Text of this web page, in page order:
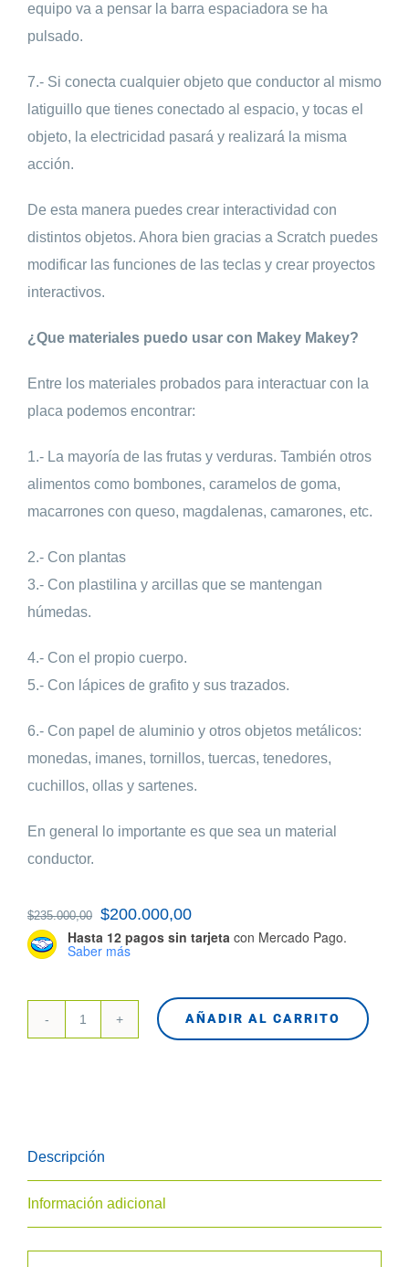
equipo va a pensar la barra espaciadora se ha
pulsado.
7.- Si conecta cualquier objeto que conductor al mismo
latiguillo que tienes conectado al espacio, y tocas el
objeto, la electricidad pasará y realizará la misma
acción.
De esta manera puedes crear interactividad con
distintos objetos. Ahora bien gracias a Scratch puedes
modificar las funciones de las teclas y crear proyectos
interactivos.
¿Que materiales puedo usar con Makey Makey?
Entre los materiales probados para interactuar con la
placa podemos encontrar:
1.- La mayoría de las frutas y verduras. También otros
alimentos como bombones, caramelos de goma,
macarrones con queso, magdalenas, camarones, etc.
2.- Con plantas
3.- Con plastilina y arcillas que se mantengan
húmedas.
4.- Con el propio cuerpo.
5.- Con lápices de grafito y sus trazados.
6.- Con papel de aluminio y otros objetos metálicos:
monedas, imanes, tornillos, tuercas, tenedores,
cuchillos, ollas y sartenes.
En general lo importante es que sea un material
conductor.
$235.000,00 El
precio
$235.000,00.
$200.000,00El
precio
es:
$200.000,00.
Hasta 12 pagos sin tarjeta con Mercado Pago.
Saber más
cantidad
AÑADIR AL CARRITO
Descripción
Información adicional